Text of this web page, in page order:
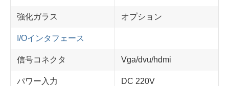
強化ガラス オプション
I/Oインタフェース
信号コネクタ Vga/dvu/hdmi
パワー入力 DC 220V